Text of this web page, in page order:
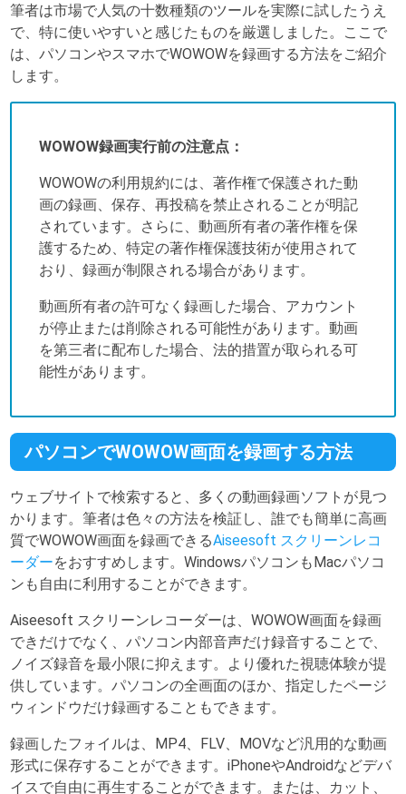
筆者は市場で人気の十数種類のツールを実際に試したうえ
で、特に使いやすいと感じたものを厳選しました。ここで
は、パソコンやスマホでWOWOWを録画する方法をご紹介
します。
WOWOW録画実行前の注意点：
WOWOWの利用規約には、著作権で保護された動
画の録画、保存、再投稿を禁止されることが明記
されています。さらに、動画所有者の著作権を保
護するため、特定の著作権保護技術が使用されて
おり、録画が制限される場合があります。
動画所有者の許可なく録画した場合、アカウント
が停止または削除される可能性があります。動画
を第三者に配布した場合、法的措置が取られる可
能性があります。
パソコンでWOWOW画面を録画する方法
ウェブサイトで検索すると、多くの動画録画ソフトが見つ
かります。筆者は色々の方法を検証し、誰でも簡単に高画
質でWOWOW画面を録画できるAiseesoft スクリーンレコ
ーダーをおすすめします。WindowsパソコンもMacパソコ
ンも自由に利用することができます。
Aiseesoft スクリーンレコーダーは、WOWOW画面を録画
できだけでなく、パソコン内部音声だけ録音することで、
ノイズ録音を最小限に抑えます。より優れた視聴体験が提
供しています。パソコンの全画面のほか、指定したページ
ウィンドウだけ録画することもできます。
録画したフォイルは、MP4、FLV、MOVなど汎用的な動画
形式に保存することができます。iPhoneやAndroidなどデバ
イスで自由に再生することができます。または、カット、